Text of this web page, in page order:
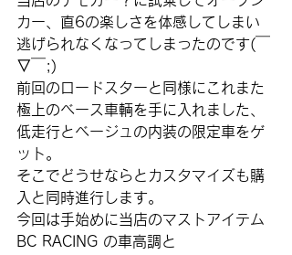
カー、直6の楽しさを体感してしまい
逃げられなくなってしまったのです(￣
▽￣;)
前回のロードスターと同様にこれまた
極上のベース車輌を手に入れました、
低走行とベージュの内装の限定車をゲ
ット。
そこでどうせならとカスタマイズも購
入と同時進行します。
今回は手始めに当店のマストアイテム
BC RACING の車高調と